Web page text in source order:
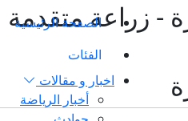
الصفحة الرئيسية
الفئات
اخبار و مقالات
أخبار الرياضة
- زراعة متقدمة